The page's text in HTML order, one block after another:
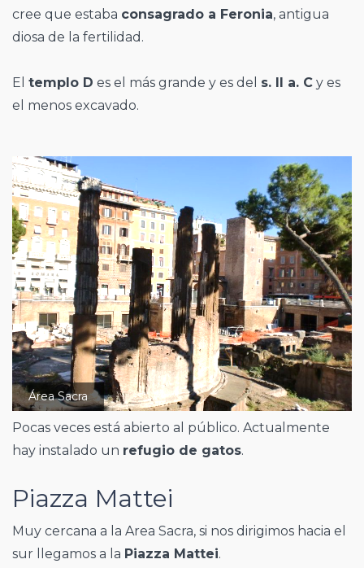
cree que estaba consagrado a Feronia, antigua
diosa de la fertilidad.
El templo D es el más grande y es del s. II a. C y es
el menos excavado.
Área Sacra
Pocas veces está abierto al público. Actualmente
hay instalado un refugio de gatos.
Piazza Mattei
Muy cercana a la Area Sacra, si nos dirigimos hacia el
sur llegamos a la Piazza Mattei.